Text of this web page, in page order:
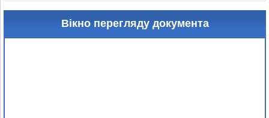
Вікно перегляду документа